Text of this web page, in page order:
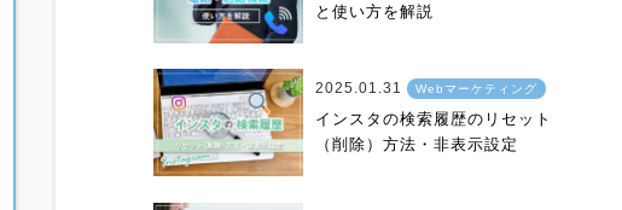
と使い方を解説
2025.01.31 Webマーケティング
インスタの検索履歴のリセット
（削除）方法・非表示設定